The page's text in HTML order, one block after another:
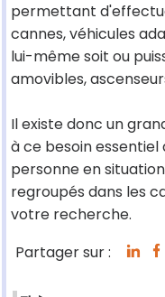
permettant
cannes, véhicules
lui-même soit ou
amovibles,
Il existe donc un
à ce besoin
personne en
regroupés dans les
votre recherche.
Partager sur :